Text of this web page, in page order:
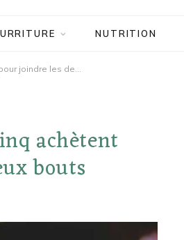
NUTRITION
Au Royaume-Uni, deux personnes sur cinq achètent moins de nourriture pour joindre les deux bouts
achètent
bouts